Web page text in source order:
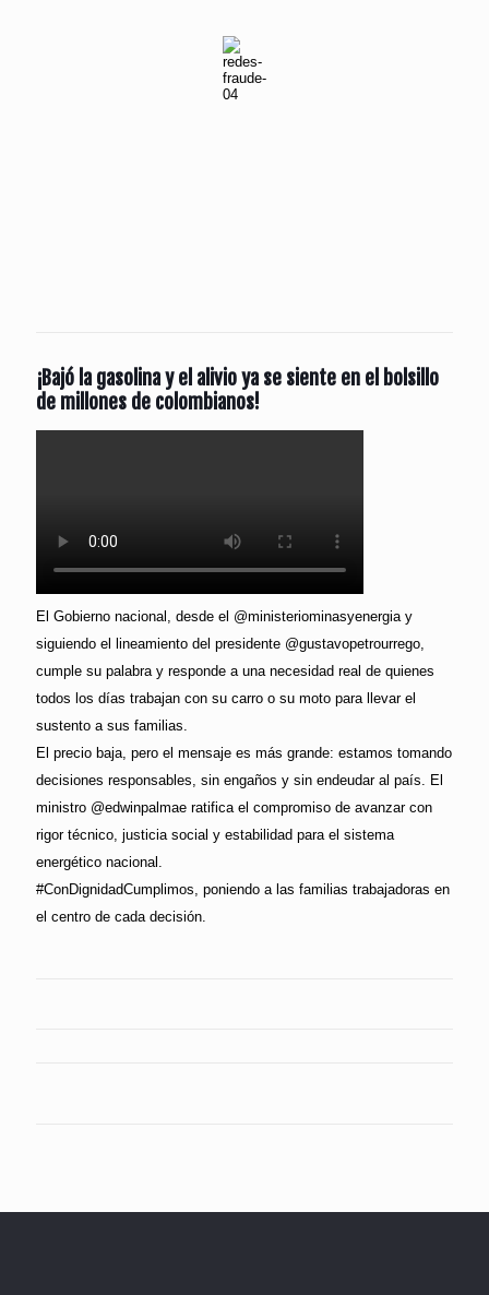
¡Bajó la gasolina y el alivio ya se siente en el bolsillo
de millones de colombianos!
El Gobierno nacional, desde el @ministeriominasyenergia y
siguiendo el lineamiento del presidente @gustavopetrourrego,
cumple su palabra y responde a una necesidad real de quienes
todos los días trabajan con su carro o su moto para llevar el
sustento a sus familias.
El precio baja, pero el mensaje es más grande: estamos tomando
decisiones responsables, sin engaños y sin endeudar al país. El
ministro @edwinpalmae ratifica el compromiso de avanzar con
rigor técnico, justicia social y estabilidad para el sistema
energético nacional.
#ConDignidadCumplimos, poniendo a las familias trabajadoras en
el centro de cada decisión.